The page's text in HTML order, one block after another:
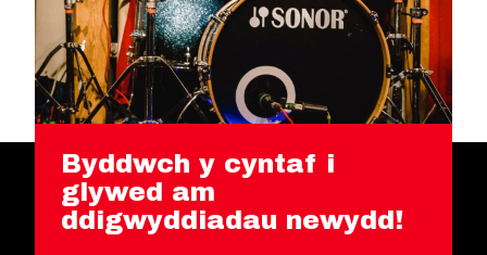
Byddwch y cyntaf i
glywed am
ddigwyddiadau newydd!